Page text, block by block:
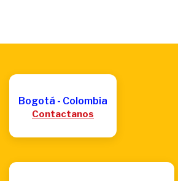
Bogotá - Colombia
Contactanos